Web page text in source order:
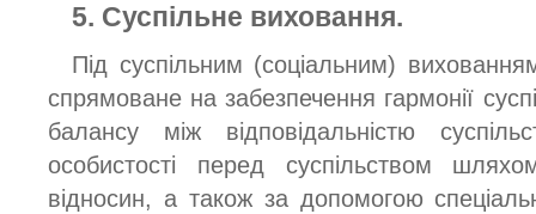
5. Суспільне виховання.
Під суспільним (соціальним)
спрямоване на забезпечення гармонії
балансу між відповідальністю
особистості перед суспільством
відносин, а також за допомогою